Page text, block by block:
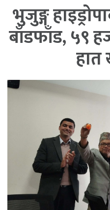
भुजुङ्ग
बाँडफाँड, ५९
हात